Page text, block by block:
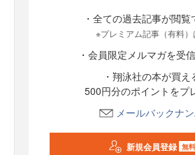
・全ての過去記事が閲覧
※プレミアム記事（有料）
・会員限定メルマガを受
・翔泳社の本が買え
500円分のポイントをプ
メールバックナ
新規会員登録 無料